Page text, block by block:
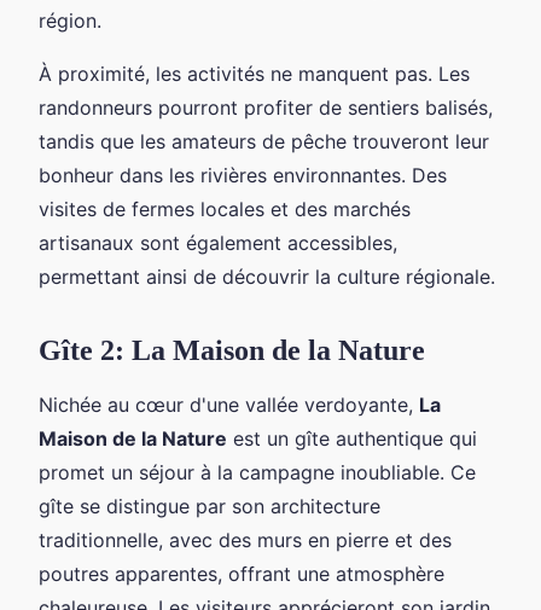
région.
À proximité, les activités ne manquent pas. Les
randonneurs pourront profiter de sentiers balisés,
tandis que les amateurs de pêche trouveront leur
bonheur dans les rivières environnantes. Des
visites de fermes locales et des marchés
artisanaux sont également accessibles,
permettant ainsi de découvrir la culture régionale.
Gîte 2: La Maison de la Nature
Nichée au cœur d'une vallée verdoyante, La
Maison de la Nature est un gîte authentique qui
promet un séjour à la campagne inoubliable. Ce
gîte se distingue par son architecture
traditionnelle, avec des murs en pierre et des
poutres apparentes, offrant une atmosphère